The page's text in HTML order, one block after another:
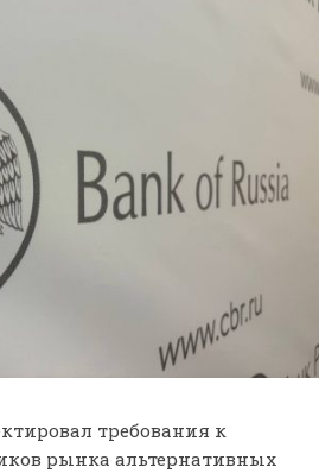
требования к
рынка альтернативных